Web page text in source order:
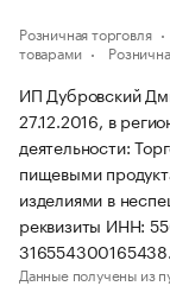
Розничная торговля
товарами
ИП Дубровский
27.12.2016, в
деятельности:
пищевыми
изделиями в
реквизиты ИНН:
316554300165438.
Данные получены из